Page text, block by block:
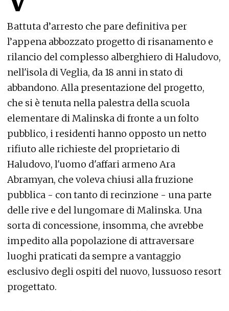
Battuta d’arresto che pare definitiva per
l’appena abbozzato progetto di risanamento e
rilancio del complesso alberghiero di Haludovo,
nell'isola di Veglia, da 18 anni in stato di
abbandono. Alla presentazione del progetto,
che si è tenuta nella palestra della scuola
elementare di Malinska di fronte a un folto
pubblico, i residenti hanno opposto un netto
rifiuto alle richieste del proprietario di
Haludovo, l'uomo d'affari armeno Ara
Abramyan, che voleva chiusi alla fruzione
pubblica - con tanto di recinzione - una parte
delle rive e del lungomare di Malinska. Una
sorta di concessione, insomma, che avrebbe
impedito alla popolazione di attraversare
luoghi praticati da sempre a vantaggio
esclusivo degli ospiti del nuovo, lussuoso resort
progettato.